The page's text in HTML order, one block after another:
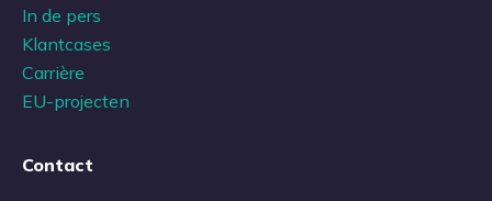
In de pers
Klantcases
Carrière
EU-projecten
Contact